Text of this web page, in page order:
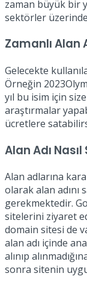
zaman büyük bir
sektörler
Zamanlı Alan
Gelecekte
Örneğin
yıl bu isim için
araştırmalar
ücretlere
Alan Adı Nasıl
Alan adlarına
olarak alan adını
gerekmektedir.
sitelerini ziyaret
domain sitesi de
alan adı içinde
alınıp
sonra sitenin